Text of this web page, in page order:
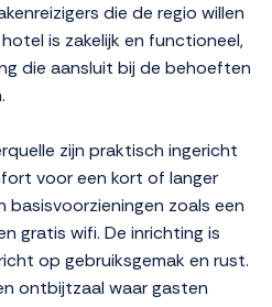
die de regio willen
is zakelijk en functioneel,
die aansluit bij de behoeften
zijn praktisch ingericht
voor een kort of langer
basisvoorzieningen zoals een
gratis wifi. De inrichting is
op gebruiksgemak en rust.
ontbijtzaal waar gasten